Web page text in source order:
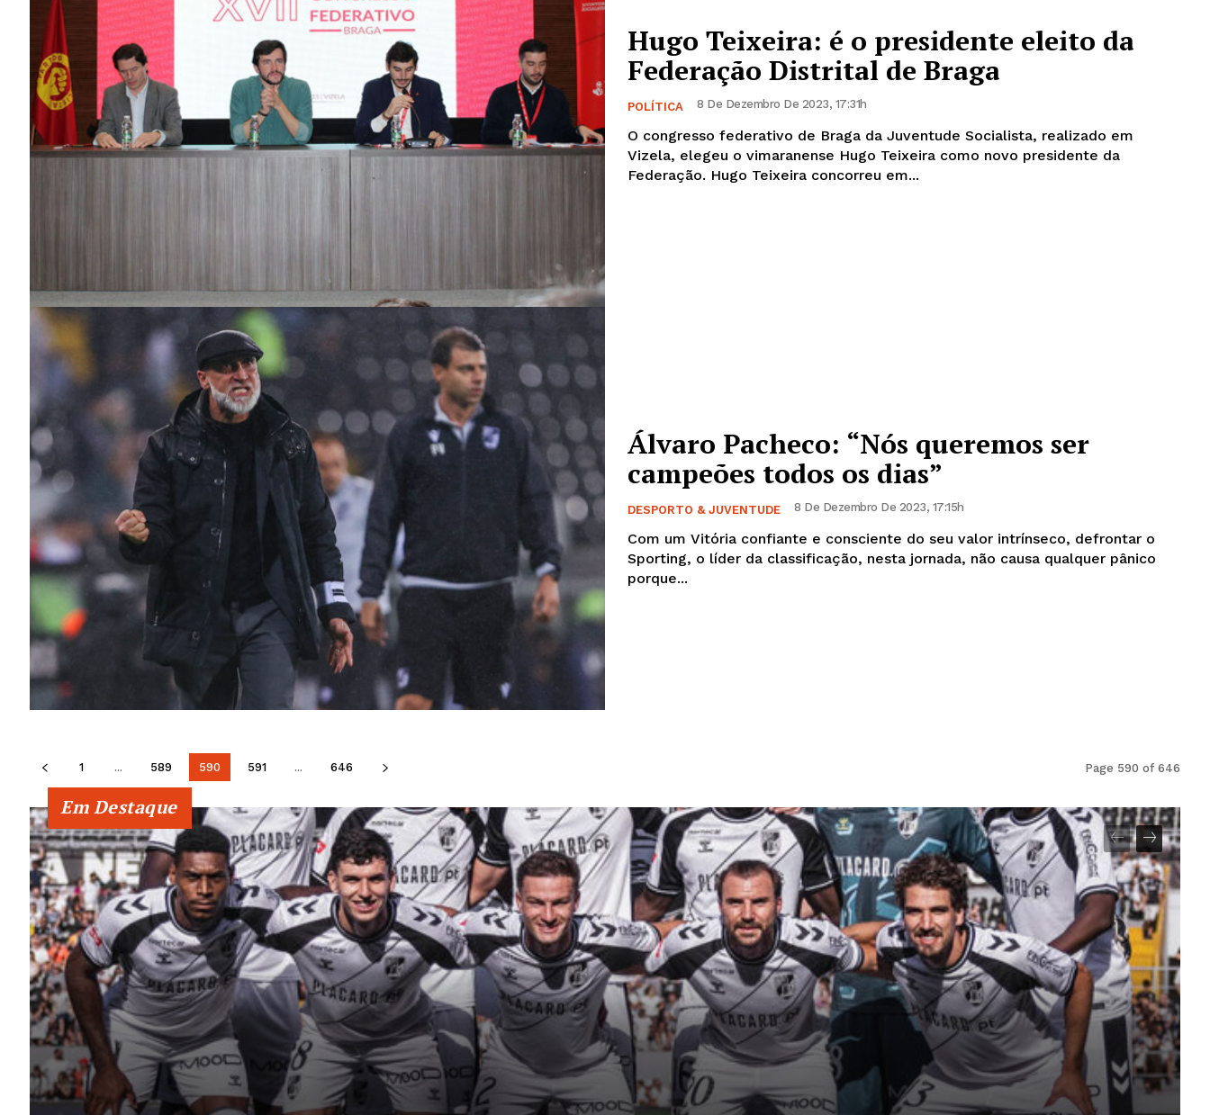
Hugo Teixeira: é o presidente eleito da
Federação Distrital de Braga
POLÍTICA 8 De Dezembro De 2023, 17:31h
O congresso federativo de Braga da Juventude Socialista, realizado em
Vizela, elegeu o vimaranense Hugo Teixeira como novo presidente da
Federação. Hugo Teixeira concorreu em...
Álvaro Pacheco: “Nós queremos ser
campeões todos os dias”
DESPORTO & JUVENTUDE 8 De Dezembro De 2023, 17:15h
Com um Vitória confiante e consciente do seu valor intrínseco, defrontar o
Sporting, o líder da classificação, nesta jornada, não causa qualquer pânico
porque...
1 ... 589 590 591 ... 646 Page 590 of 646
Em Destaque